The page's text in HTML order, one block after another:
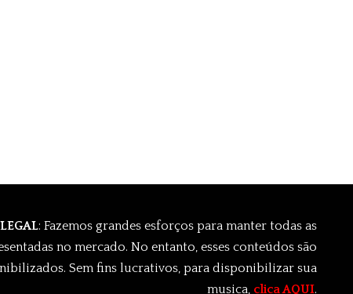
: Fazemos grandes esforços para manter todas as
no mercado. No entanto, esses conteúdos são
Sem fins lucrativos, para disponibilizar sua
musica, clica AQUI.